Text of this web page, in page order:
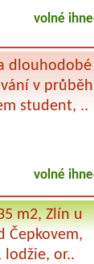
volné
dlouhodobé
v
student, ..
volné
m2, Zlín u
Čepkovem,
lodžie, or..